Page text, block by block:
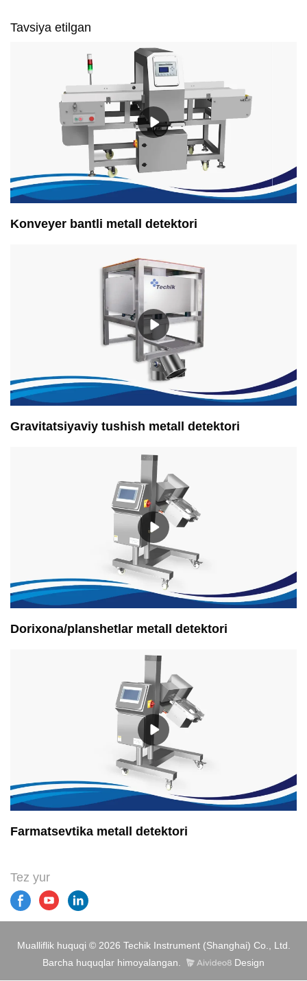
Tavsiya etilgan
Konveyer bantli metall detektori
Gravitatsiyaviy tushish metall detektori
Dorixona/planshetlar metall detektori
Farmatsevtika metall detektori
Tez yur
Mualliflik huquqi © 2026 Techik Instrument (Shanghai) Co., Ltd.
Barcha huquqlar himoyalangan.
Design